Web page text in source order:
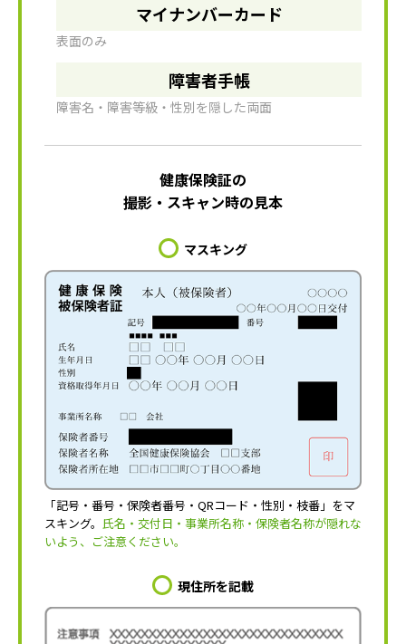
マイナンバーカード
表面のみ
障害者手帳
障害名・障害等級・性別を隠した両面
健康保険証の
撮影・スキャン時の見本
マスキング
「記号・番号・保険者番号・QRコード・性別・枝番」をマ
スキング。 氏名・交付日・事業所名称・保険者名称が隠れな
いよう、ご注意ください。
現住所を記載